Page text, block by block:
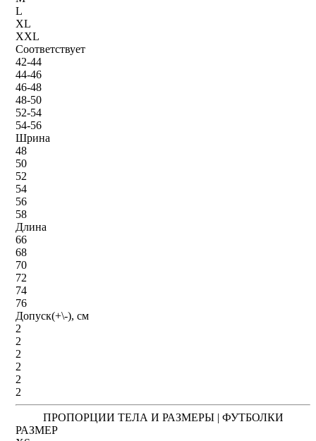
L
XL
XXL
Соответствует
42-44
44-46
46-48
48-50
52-54
54-56
Шрина
48
50
52
54
56
58
Длина
66
68
70
72
74
76
Допуск(+\-), см
2
2
2
2
2
2
ПРОПОРЦИИ ТЕЛА И РАЗМЕРЫ | ФУТБОЛКИ
РАЗМЕР